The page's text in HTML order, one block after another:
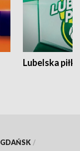
Lubelska piłka
GDAŃSK /